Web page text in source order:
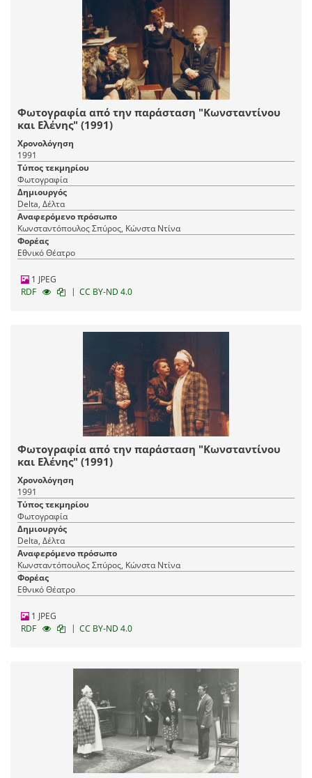
Φωτογραφία από την παράσταση "Κωνσταντίνου
και Ελένης" (1991)
Χρονολόγηση
1991
Τύπος τεκμηρίου
Φωτογραφία
Δημιουργός
Delta, Δέλτα
Αναφερόμενο πρόσωπο
Κωνσταντόπουλος Σπύρος, Κώνστα Ντίνα
Φορέας
Εθνικό Θέατρο
1 JPEG
RDF
| CC BY-ND 4.0
Φωτογραφία από την παράσταση "Κωνσταντίνου
και Ελένης" (1991)
Χρονολόγηση
1991
Τύπος τεκμηρίου
Φωτογραφία
Δημιουργός
Delta, Δέλτα
Αναφερόμενο πρόσωπο
Κωνσταντόπουλος Σπύρος, Κώνστα Ντίνα
Φορέας
Εθνικό Θέατρο
1 JPEG
RDF
| CC BY-ND 4.0